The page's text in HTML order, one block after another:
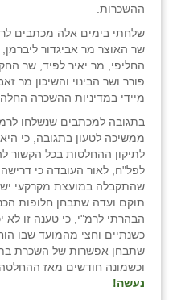
ההשכרות.
שלחתי בימים אלה מכתבים
שר האוצר מר אביגדור
החליפי, מר יאיר לפיד, שר
פורר ושר הבינוי והשיכון מר
מיידי במדיניות ההשכרה
בתגובה למכתבים שנשלחו
ממשיכה לטעון בתגובה, כי
לתיקון ההחלטות בכל הקשור
לפל"ח, לאור העובדה כי
תוקם ועדה שתבחן חלופות
הבהרתי לרמ"י, כי טענה זו לא
כשנתיים וחצי מהמועד שבו
וכשמונה חודשים מאז
נעשה!
תלמי יוסף
בוסתן הגליל